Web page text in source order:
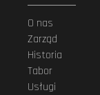
O nas
Zarząd
Historia
Tabor
Usługi